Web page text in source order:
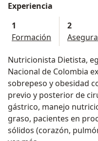
Experiencia
1
Formación
2
Nutricionista Dietista,
Nacional de Colombia
sobrepeso y obesidad
previo y posterior de
gástrico, manejo nutricional de pacientes con hígado
graso, pacientes en proceso de trasplante de órganos
sólidos (corazón,